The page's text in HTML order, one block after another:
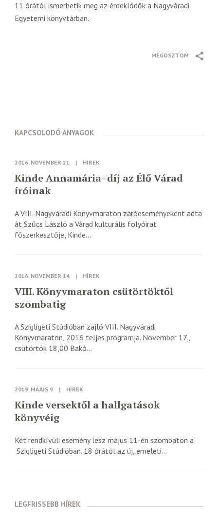
11 órától ismerhetik meg az érdeklődők a Nagyváradi
Egyetemi könyvtárban.
MEGOSZTOM
KAPCSOLODÓ ANYAGOK
2016. NOVEMBER 21 | HÍREK
Kinde Annamária–díj az Élő Várad
íróinak
A VIII. Nagyváradi Könyvmaraton záróeseményeként adta
át Szűcs László a Várad kulturális folyóirat
főszerkesztője, Kinde...
2016. NOVEMBER 14 | HÍREK
VIII. Könyvmaraton csütörtöktől
szombatig
A Szigligeti Stúdióban zajló VIII. Nagyváradi
Könyvmaraton, 2016 teljes programja. November 17.,
csütörtök 18,00 Bakó...
2019. MÁJUS 9 | HÍREK
Kinde versektől a hallgatások
könyvéig
Két rendkívüli esemény lesz május 11-én szombaton a
Szigligeti Stúdióban. 18 órától az új, emeleti...
LEGFRISSEBB HÍREK